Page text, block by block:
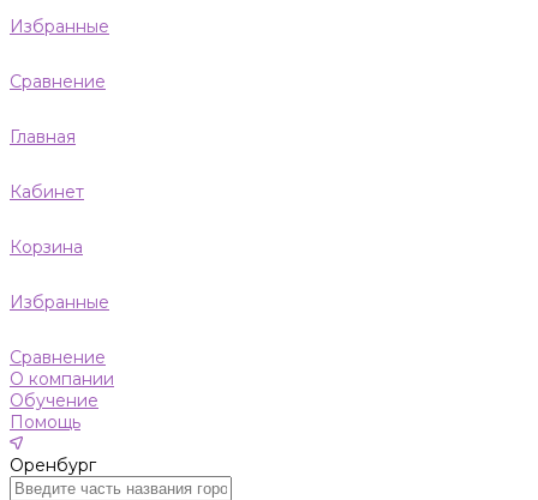
Избранные
Сравнение
Главная
Кабинет
Корзина
Избранные
Сравнение
О компании
Обучение
Помощь
Оренбург